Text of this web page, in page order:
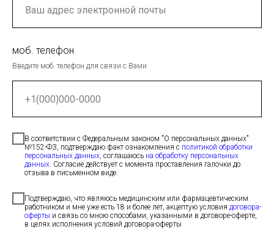
моб. телефон
Введите моб. телефон для связи с Вами
В соответствии с Федеральным законом "О персональных данных"
№152-ФЗ, подтверждаю факт ознакомления с политикой обработки
персональных данных , соглашаюсь на обработку персональных
данных . Согласие действует с момента проставления галочки до
отзыва в письменном виде.
Подтверждаю, что являюсь медицинским или фармацевтическим
работником и мне уже есть 18 и более лет, акцептую условия договора-
оферты и связь со мною способами, указанными в договоре-оферте,
в целях исполнения условий договора-оферты